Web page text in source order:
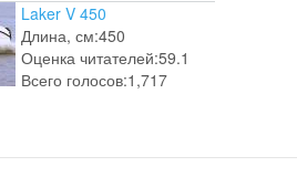
Laker V 450
Длина, см:450
Оценка читателей:59.1
Всего голосов:1,717